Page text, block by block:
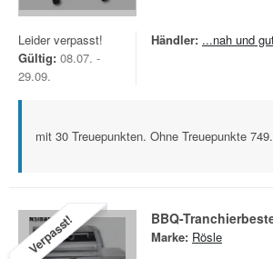
Leider verpasst!
Gültig: 08.07. -
29.09.
Händler: ...nah und
mit 30 Treuepunkten. Ohne Treuepunkte
Verpasst! BBQ-
Marke: Rösle